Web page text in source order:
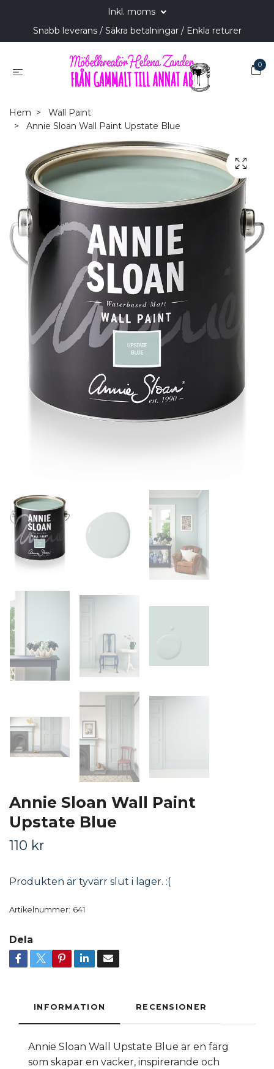
Inkl. moms
Snabb leverans / Säkra betalningar / Enkla returer
0
Hem
Wall Paint
Annie Sloan Wall Paint Upstate Blue
Annie Sloan Wall Paint
Upstate Blue
110 kr
Produkten är tyvärr slut i lager. :(
Artikelnummer: 641
Dela
INFORMATION RECENSIONER
Annie Sloan Wall Upstate Blue är en färg
som skapar en vacker, inspirerande och